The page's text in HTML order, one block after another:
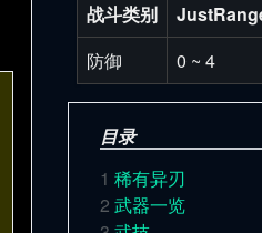
战斗类别
防御
0 ~ 4
目录
1 稀有异刃
2 武器一览